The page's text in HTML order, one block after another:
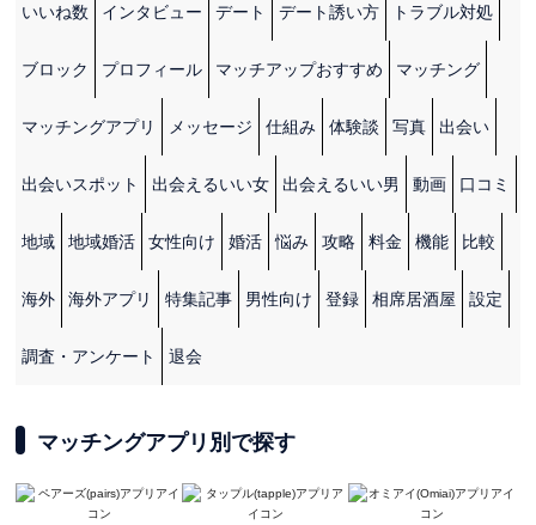
いいね数 インタビュー デート デート誘い方 トラブル対処
ブロック プロフィール マッチアップおすすめ マッチング
マッチングアプリ メッセージ 仕組み 体験談 写真 出会い
出会いスポット 出会えるいい女 出会えるいい男 動画 口コミ
地域 地域婚活 女性向け 婚活 悩み 攻略 料金 機能 比較
海外 海外アプリ 特集記事 男性向け 登録 相席居酒屋 設定
調査・アンケート 退会
マッチングアプリ別で探す